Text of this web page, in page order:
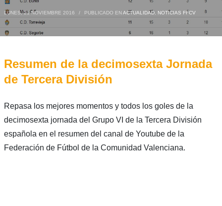
LUNES, 21 NOVIEMBRE 2016 / PUBLICADO ENACTUALIDAD, NOTICIAS FFCV
Resumen de la decimosexta Jornada
de Tercera División
Repasa los mejores momentos y todos los goles de la
decimosexta jornada del Grupo VI de la Tercera División
española en el resumen del canal de Youtube de la
Federación de Fútbol de la Comunidad Valenciana.